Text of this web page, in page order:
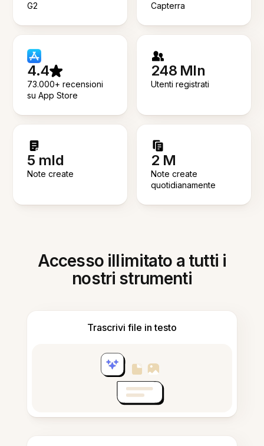
G2
Capterra
4.4
73.000+ recensioni
su App Store
248 Mln
Utenti registrati
5 mld
Note create
2 M
Note create
quotidianamente
Accesso illimitato a tutti i
nostri strumenti
Trascrivi file in testo